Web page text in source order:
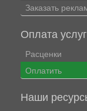
Заказать
Оплата
Расценки
Оплатить
Наши